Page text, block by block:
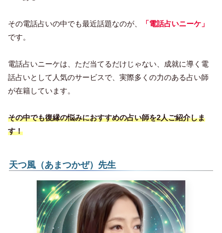
その電話占いの中でも最近話題なのが、
「電話占いニーケ」
です。
電話占いニーケは、ただ当てるだけじゃない、成就に導く電
話占いとして人気のサービスで、実際多くの力のある占い師
が在籍しています。
その中でも復縁の悩みにおすすめの占い師を2人ご紹介しま
す！
天つ風（あまつかぜ）先生